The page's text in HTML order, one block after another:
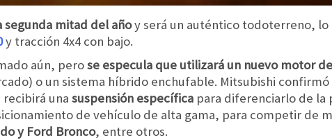
segunda mitad del añoy será un auténtico todoterreno, lo
y tracción 4x4 con bajo.
aún, perose especula que utilizará un nuevo motor
o un sistema híbrido enchufable. Mitsubishi confirmó
una suspensión específica para diferenciarlo de la
de vehículo de alta gama, para competir de
y Ford Bronco, entre otros.